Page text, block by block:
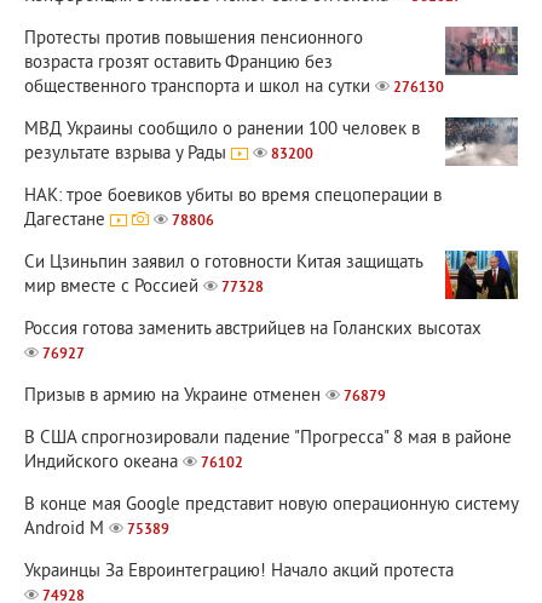
Протесты против повышения пенсионного
возраста грозят оставить Францию без
общественного транспорта и школ на сутки
276130
МВД Украины сообщило о ранении 100 человек в
результате взрыва у Рады
83200
НАК: трое боевиков убиты во время спецоперации в
Дагестане
78806
Си Цзиньпин заявил о готовности Китая защищать
мир вместе с Россией
77328
Россия готова заменить австрийцев на Голанских высотах
76927
Призыв в армию на Украине отменен 76879
В США спрогнозировали падение "Прогресса" 8 мая в районе
Индийского океана
76102
В конце мая Google представит новую операционную систему
Android M
75389
Украинцы За Евроинтеграцию! Начало акций протеста
74928